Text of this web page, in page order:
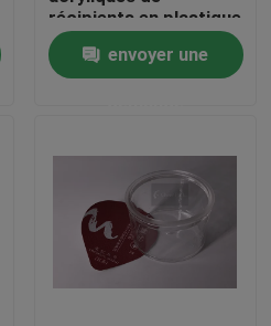
récipients en plastique
20g 30g 50g
envoyer une